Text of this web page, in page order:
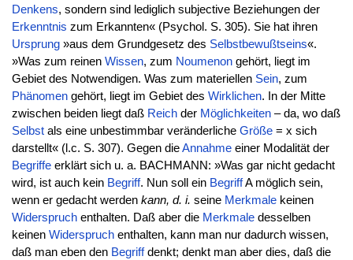
Denkens, sondern sind lediglich subjective Beziehungen der
Erkenntnis zum Erkannten« (Psychol. S. 305). Sie hat ihren
Ursprung»aus dem Grundgesetz des Selbstbewußtseins«.
»Was zum reinen Wissen, zum Noumenongehört, liegt im
Gebiet des Notwendigen. Was zum materiellen Sein, zum
Phänomengehört, liegt im Gebiet des Wirklichen. In der Mitte
zwischen beiden liegt daß Reichder Möglichkeiten– da, wo daß
Selbstals eine unbestimmbar veränderliche Größe= x sich
darstellt« (l.c. S. 307). Gegen dieAnnahmeeiner Modalität der
Begriffeerklärt sich u. a. BACHMANN: »Was gar nicht gedacht
wird, ist auch kein Begriff. Nun soll ein BegriffA möglich sein,
wenn er gedacht werden kann, d. i. seine Merkmalekeinen
Widerspruchenthalten. Daß aber die Merkmaledesselben
keinen Widerspruchenthalten, kann man nur dadurch wissen,
daß man eben den Begriffdenkt; denkt man aber dies, daß die